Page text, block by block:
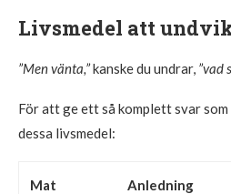
Livsmedel att
”Men vänta,”kanske du undrar, ”vad
För att ge ett så komplett svar
dessa livsmedel:
Mat Anledning